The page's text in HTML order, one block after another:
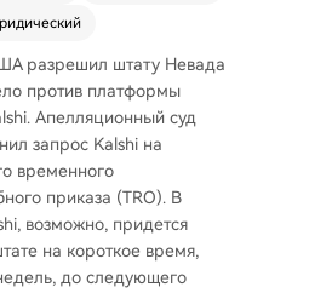
около двух недель
регулятор азартных
прекратить предлож
контрактов, счит
штата. Kalshi наста
регулируется феде
CFTC (Комиссия
фьючерсами) поддер
суда по
временный запрет в бл
разрешил штату Невада
против платформы
Апелляционный суд
запрос Kalshi на
временного
приказа (TRO). В
возможно, придется
на короткое время,
до следующего